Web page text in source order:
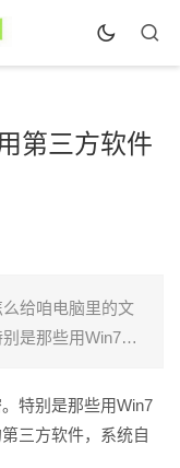
第三方软件
给咱电脑里的文
是那些用Win7系
件，系统自带的
简单又实在。 为
...
特别是那些用Win7
三方软件，系统自